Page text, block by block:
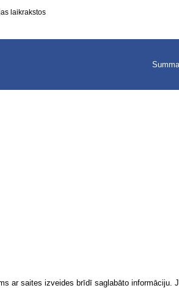
laikrakstos
ar saites izveides brīdī saglabāto informāciju.